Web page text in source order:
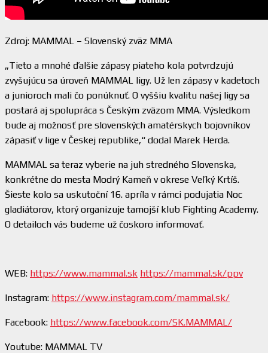
Zdroj: MAMMAL – Slovenský zväz MMA
„Tieto a mnohé ďalšie zápasy piateho kola potvrdzujú
zvyšujúcu sa úroveň MAMMAL ligy. Už len zápasy v kadetoch
a junioroch mali čo ponúknuť. O vyššiu kvalitu našej ligy sa
postará aj spolupráca s Českým zväzom MMA. Výsledkom
bude aj možnosť pre slovenských amatérskych bojovníkov
zápasiť v lige v Českej republike,“ dodal Marek Herda.
MAMMAL sa teraz vyberie na juh stredného Slovenska,
konkrétne do mesta Modrý Kameň v okrese Veľký Krtíš.
Šieste kolo sa uskutoční 16. apríla v rámci podujatia Noc
gladiátorov, ktorý organizuje tamojší klub Fighting Academy.
O detailoch vás budeme už čoskoro informovať.
WEB: https://www.mammal.sk​​ https://mammal.sk/ppv​​
Instagram: https://www.instagram.com/mammal.sk/
Facebook: https://www.facebook.com/SK.MAMMAL/
Youtube: MAMMAL TV